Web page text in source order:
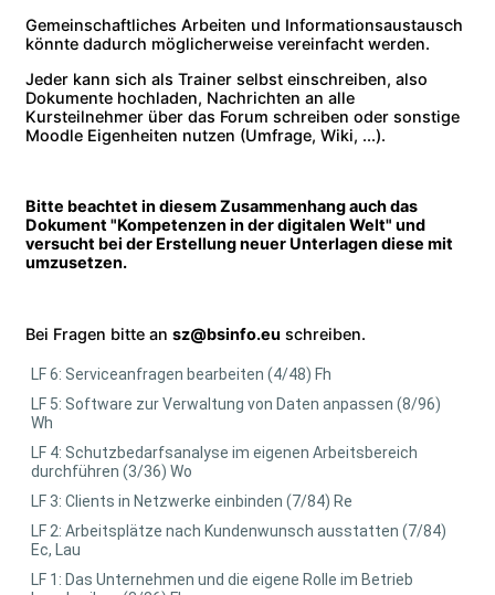
Gemeinschaftliches Arbeiten und Informationsaustausch
könnte dadurch möglicherweise vereinfacht werden.
Jeder kann sich als Trainer selbst einschreiben, also
Dokumente hochladen, Nachrichten an alle
Kursteilnehmer über das Forum schreiben oder sonstige
Moodle Eigenheiten nutzen (Umfrage, Wiki, ...).
Bitte beachtet in diesem Zusammenhang auch das
Dokument "Kompetenzen in der digitalen Welt" und
versucht bei der Erstellung neuer Unterlagen diese mit
umzusetzen.
Bei Fragen bitte an sz@bsinfo.eu schreiben.
LF 6: Serviceanfragen bearbeiten (4/48) Fh
LF 5: Software zur Verwaltung von Daten anpassen (8/96)
Wh
LF 4: Schutzbedarfsanalyse im eigenen Arbeitsbereich
durchführen (3/36) Wo
LF 3: Clients in Netzwerke einbinden (7/84) Re
LF 2: Arbeitsplätze nach Kundenwunsch ausstatten (7/84)
Ec, Lau
LF 1: Das Unternehmen und die eigene Rolle im Betrieb